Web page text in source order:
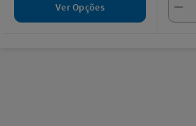
Ver Opções